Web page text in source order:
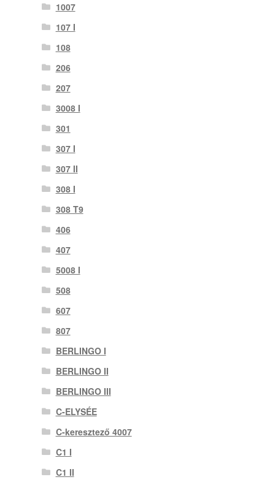
1007
107 I
108
206
207
3008 I
301
307 I
307 II
308 I
308 T9
406
407
5008 I
508
607
807
BERLINGO I
BERLINGO II
BERLINGO III
C-ELYSÉE
C-keresztező 4007
C1 I
C1 II